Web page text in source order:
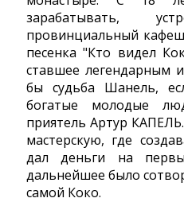
зарабатывать,
провинциальный
песенка "Кто видел
ставшее легендарным
бы судьба Шанель,
богатые молодые
приятель Артур
мастерскую, где
дал деньги на
дальнейшее было
самой Коко.